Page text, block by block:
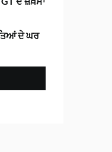
ਦੇ ਘਰ